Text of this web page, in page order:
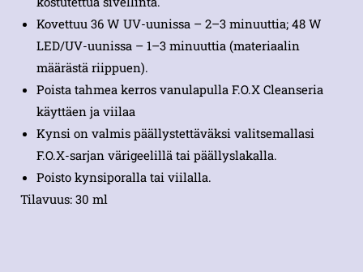
Kovettuu 36 W UV-uunissa – 2–3 minuuttia; 48 W
LED/UV-uunissa – 1–3 minuuttia (materiaalin
määrästä riippuen).
Poista tahmea kerros vanulapulla F.O.X Cleanseria
käyttäen ja viilaa
Kynsi on valmis päällystettäväksi valitsemallasi
F.O.X-sarjan värigeelillä tai päällyslakalla.
Poisto kynsiporalla tai viilalla.
Tilavuus: 30 ml